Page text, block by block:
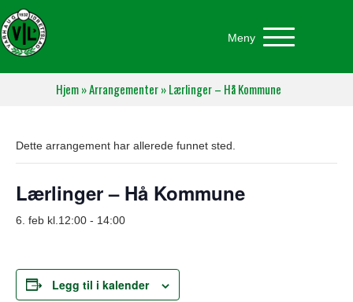
Meny
Hjem»Arrangementer»Lærlinger – Hå Kommune
Dette arrangement har allerede funnet sted.
Lærlinger – Hå Kommune
6. feb kl.12:00 - 14:00
Legg til i kalender